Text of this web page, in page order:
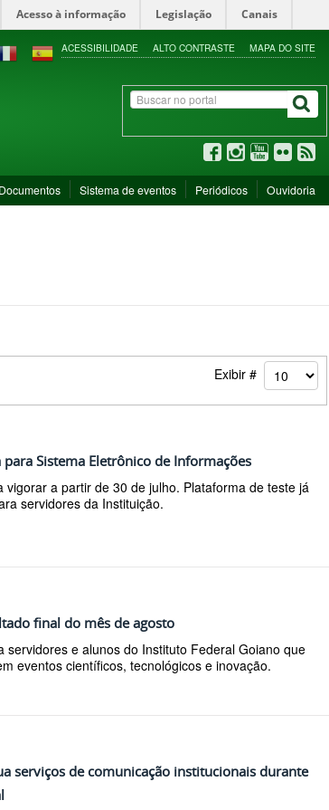
Acesso à informação Legislação Canais
ACESSIBILIDADE ALTO CONTRASTE MAPA DO SITE
Documentos Sistema de eventos Periódicos Ouvidoria
Exibir #
para Sistema Eletrônico de Informações
vigorar a partir de 30 de julho. Plataforma de teste já
servidores da Instituição.
final do mês de agosto
servidores e alunos do Instituto Federal Goiano que
eventos científicos, tecnológicos e inovação.
serviços de comunicação institucionais durante